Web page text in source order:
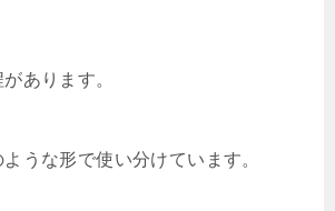
あります。
うな形で使い分けています。